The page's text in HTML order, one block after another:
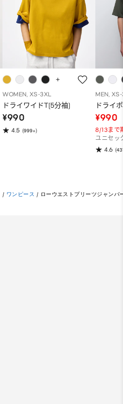
WOMEN, XS-3XL
ドライワイドT(5分袖)
¥990
4.5 (999+)
MEN,
ドライ
¥990
8/13まで
ユニセッ
4.6
/ ワンピース / ローウエストプリーツジャンパ